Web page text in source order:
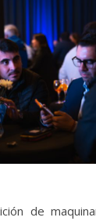
de